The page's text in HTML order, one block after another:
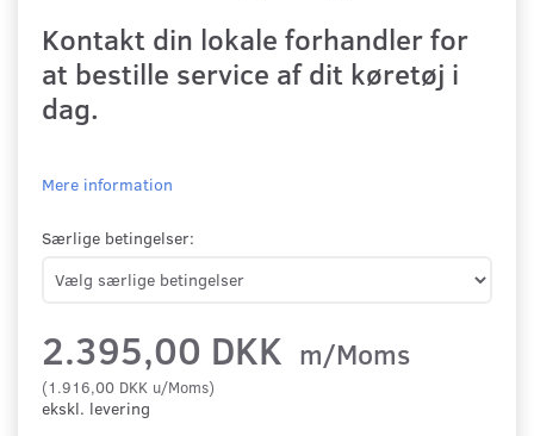
Kontakt din lokale forhandler for
at bestille service af dit køretøj i
dag.
Mere information
Særlige betingelser:
2.395,00 DKK m/Moms
(1.916,00 DKK u/Moms)
ekskl. levering